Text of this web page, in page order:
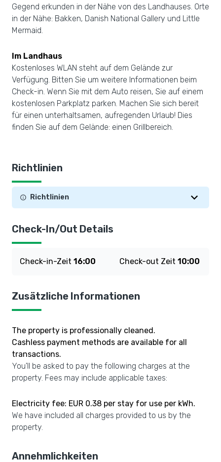
Gegend erkunden in der Nähe von des Landhauses. Orte
in der Nähe: Bakken, Danish National Gallery und Little
Mermaid.
Im Landhaus
Kostenloses WLAN steht auf dem Gelände zur
Verfügung. Bitten Sie um weitere Informationen beim
Check-in. Wenn Sie mit dem Auto reisen, Sie auf einem
kostenlosen Parkplatz parken. Machen Sie sich bereit
für einen unterhaltsamen, aufregenden Urlaub! Dies
finden Sie auf dem Gelände: einen Grillbereich.
Richtlinien
Richtlinien
Check-In/Out Details
Check-in-Zeit 16:00 Check-out Zeit 10:00
Zusätzliche Informationen
The property is professionally cleaned.
Cashless payment methods are available for all
transactions.
You'll be asked to pay the following charges at the
property. Fees may include applicable taxes:
Electricity fee: EUR 0.38 per stay for use per kWh.
We have included all charges provided to us by the
property.
Annehmlichkeiten